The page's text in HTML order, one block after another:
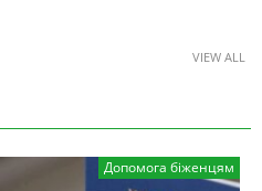
VIEW ALL
Допомога біженцям